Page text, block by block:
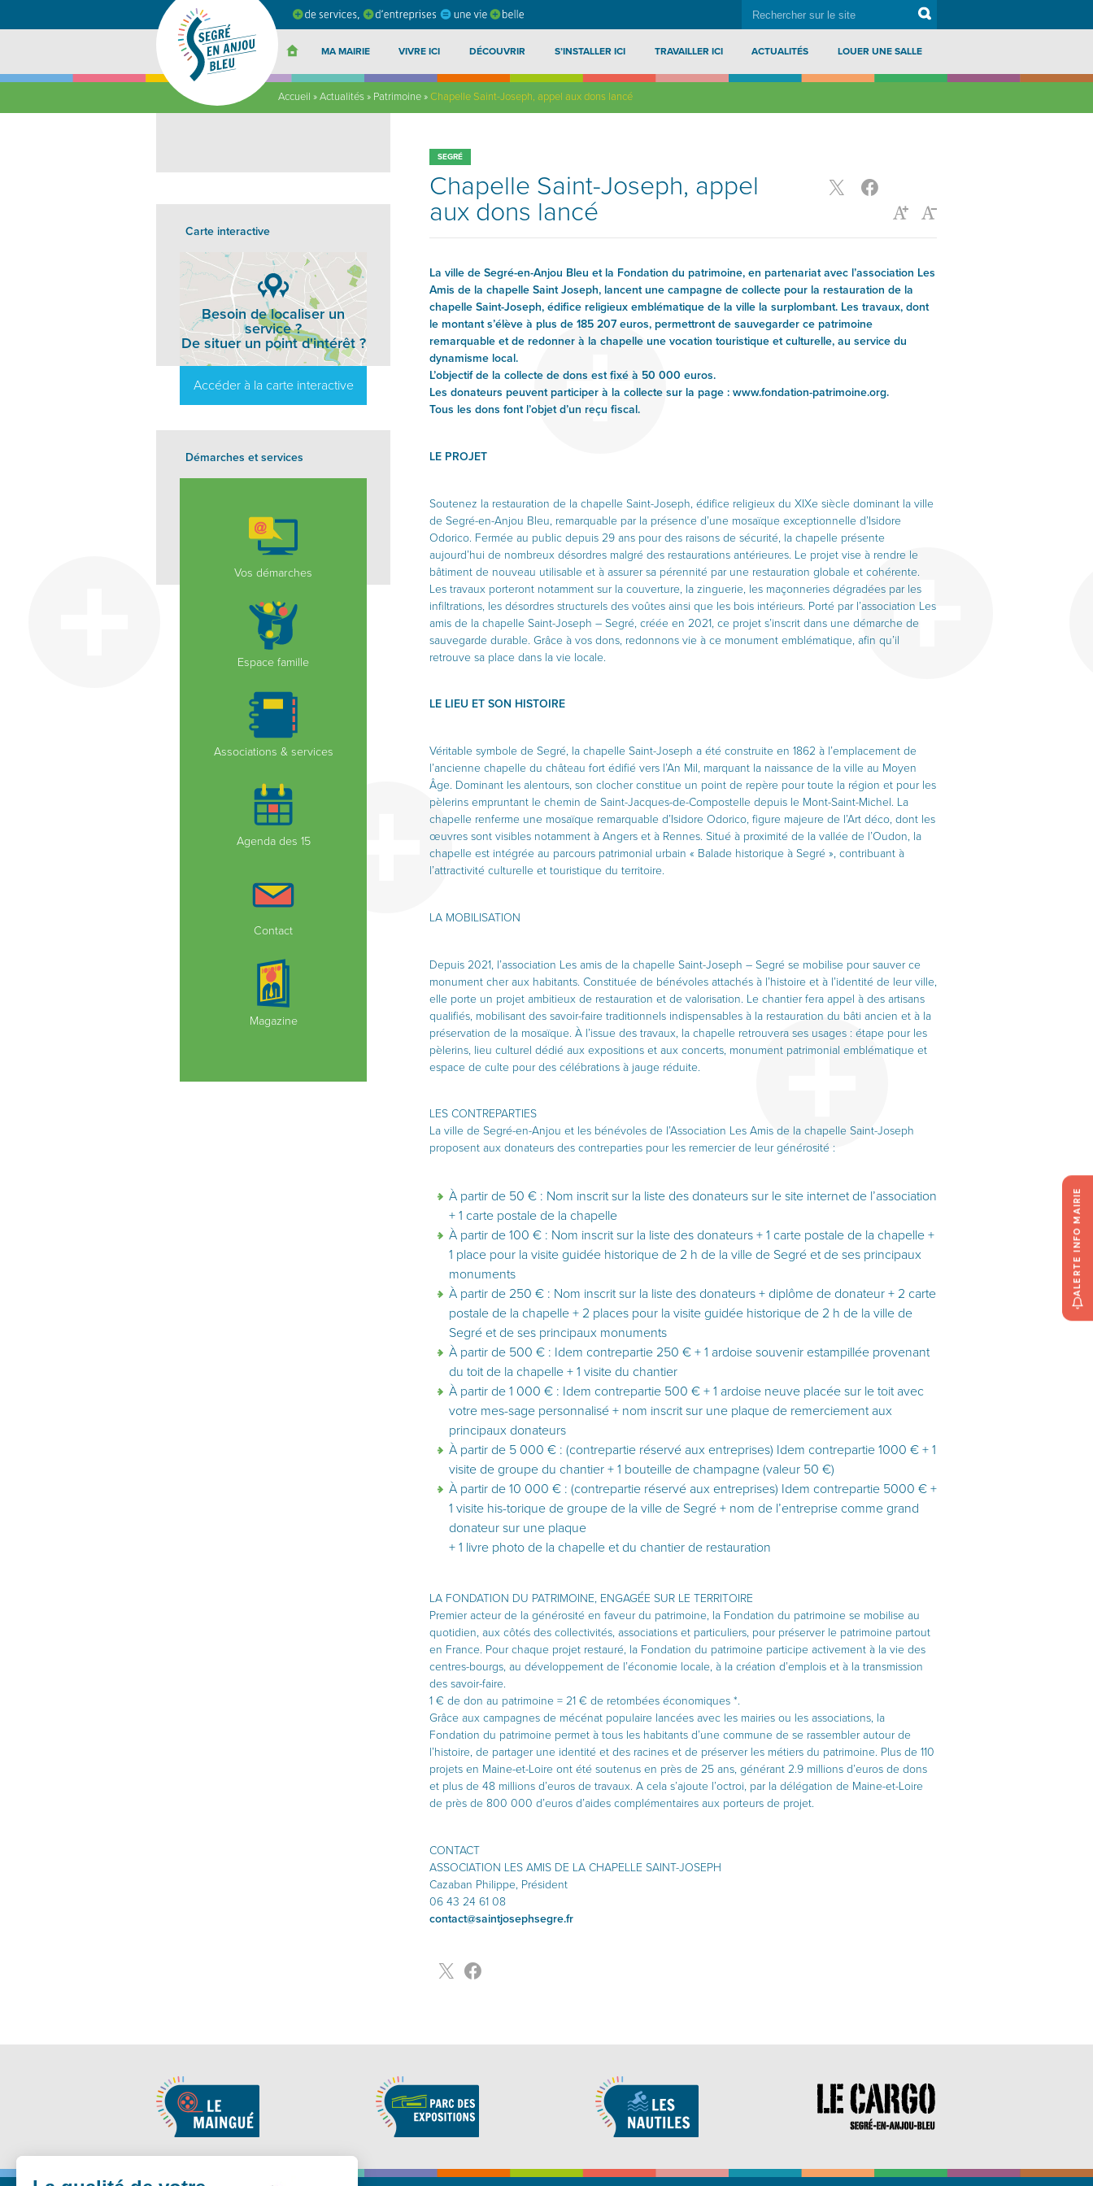
sur
Search
MA MAIRIE VIVRE ICI DÉCOUVRIR S’INSTALLER ICI TRAVAILLER ICI ACTUALITÉS LOUER UNE SALLE
Accueil »Actualités» Patrimoine»Chapelle Saint-Joseph, appel aux dons lancé
SEGRÉ
Chapelle Saint-Joseph, appel
aux dons lancé
La ville de Segré-en-Anjou Bleu et la Fondation du patrimoine, en partenariat avec l’association Les
Amis de la chapelle Saint Joseph, lancent une campagne de collecte pour la restauration de la
chapelle Saint-Joseph, édifice religieux emblématique de la ville la surplombant. Les travaux, dont
le montant s’élève à plus de 185 207 euros, permettront de sauvegarder ce patrimoine
remarquable et de redonner à la chapelle une vocation touristique et culturelle, au service du
dynamisme local.
L’objectif de la collecte de dons est fixé à 50 000 euros.
Les donateurs peuvent participer à la collecte sur la page : www.fondation-patrimoine.org.
Tous les dons font l’objet d’un reçu fiscal.
LE PROJET
Soutenez la restauration de la chapelle Saint-Joseph, édifice religieux du XIXe siècle dominant la ville
de Segré-en-Anjou Bleu, remarquable par la présence d’une mosaïque exceptionnelle d’Isidore
Odorico. Fermée au public depuis 29 ans pour des raisons de sécurité, la chapelle présente
aujourd’hui de nombreux désordres malgré des restaurations antérieures. Le projet vise à rendre le
bâtiment de nouveau utilisable et à assurer sa pérennité par une restauration globale et cohérente.
Les travaux porteront notamment sur la couverture, la zinguerie, les maçonneries dégradées par les
infiltrations, les désordres structurels des voûtes ainsi que les bois intérieurs. Porté par l’association Les
amis de la chapelle Saint-Joseph – Segré, créée en 2021, ce projet s’inscrit dans une démarche de
sauvegarde durable. Grâce à vos dons, redonnons vie à ce monument emblématique, afin qu’il
retrouve sa place dans la vie locale.
LE LIEU ET SON HISTOIRE
Véritable symbole de Segré, la chapelle Saint-Joseph a été construite en 1862 à l’emplacement de
l’ancienne chapelle du château fort édifié vers l’An Mil, marquant la naissance de la ville au Moyen
Âge. Dominant les alentours, son clocher constitue un point de repère pour toute la région et pour les
pèlerins empruntant le chemin de Saint-Jacques-de-Compostelle depuis le Mont-Saint-Michel. La
chapelle renferme une mosaïque remarquable d’Isidore Odorico, figure majeure de l’Art déco, dont les
œuvres sont visibles notamment à Angers et à Rennes. Situé à proximité de la vallée de l’Oudon, la
chapelle est intégrée au parcours patrimonial urbain « Balade historique à Segré », contribuant à
l’attractivité culturelle et touristique du territoire.
LA MOBILISATION
Depuis 2021, l’association Les amis de la chapelle Saint-Joseph – Segré se mobilise pour sauver ce
monument cher aux habitants. Constituée de bénévoles attachés à l’histoire et à l’identité de leur ville,
elle porte un projet ambitieux de restauration et de valorisation. Le chantier fera appel à des artisans
qualifiés, mobilisant des savoir-faire traditionnels indispensables à la restauration du bâti ancien et à la
préservation de la mosaïque. À l’issue des travaux, la chapelle retrouvera ses usages : étape pour les
pèlerins, lieu culturel dédié aux expositions et aux concerts, monument patrimonial emblématique et
espace de culte pour des célébrations à jauge réduite.
LES CONTREPARTIES
La ville de Segré-en-Anjou et les bénévoles de l’Association Les Amis de la chapelle Saint-Joseph
proposent aux donateurs des contreparties pour les remercier de leur générosité :
À partir de 50 € : Nom inscrit sur la liste des donateurs sur le site internet de l’association
+ 1 carte postale de la chapelle
À partir de 100 € : Nom inscrit sur la liste des donateurs + 1 carte postale de la chapelle +
1 place pour la visite guidée historique de 2 h de la ville de Segré et de ses principaux
monuments
À partir de 250 € : Nom inscrit sur la liste des donateurs + diplôme de donateur + 2 carte
postale de la chapelle + 2 places pour la visite guidée historique de 2 h de la ville de
Segré et de ses principaux monuments
À partir de 500 € : Idem contrepartie 250 € + 1 ardoise souvenir estampillée provenant
du toit de la chapelle + 1 visite du chantier
À partir de 1 000 € : Idem contrepartie 500 € + 1 ardoise neuve placée sur le toit avec
votre mes-sage personnalisé + nom inscrit sur une plaque de remerciement aux
principaux donateurs
À partir de 5 000 € : (contrepartie réservé aux entreprises) Idem contrepartie 1000 € + 1
visite de groupe du chantier + 1 bouteille de champagne (valeur 50 €)
À partir de 10 000 € : (contrepartie réservé aux entreprises) Idem contrepartie 5000 € +
1 visite his-torique de groupe de la ville de Segré + nom de l’entreprise comme grand
donateur sur une plaque
+ 1 livre photo de la chapelle et du chantier de restauration
LA FONDATION DU PATRIMOINE, ENGAGÉE SUR LE TERRITOIRE
Premier acteur de la générosité en faveur du patrimoine, la Fondation du patrimoine se mobilise au
quotidien, aux côtés des collectivités, associations et particuliers, pour préserver le patrimoine partout
en France. Pour chaque projet restauré, la Fondation du patrimoine participe activement à la vie des
centres-bourgs, au développement de l’économie locale, à la création d’emplois et à la transmission
des savoir-faire.
1 € de don au patrimoine = 21 € de retombées économiques *.
Grâce aux campagnes de mécénat populaire lancées avec les mairies ou les associations, la
Fondation du patrimoine permet à tous les habitants d’une commune de se rassembler autour de
l’histoire, de partager une identité et des racines et de préserver les métiers du patrimoine. Plus de 110
projets en Maine-et-Loire ont été soutenus en près de 25 ans, générant 2.9 millions d’euros de dons
et plus de 48 millions d’euros de travaux. A cela s’ajoute l’octroi, par la délégation de Maine-et-Loire
de près de 800 000 d’euros d’aides complémentaires aux porteurs de projet.
CONTACT
ASSOCIATION LES AMIS DE LA CHAPELLE SAINT-JOSEPH
Cazaban Philippe, Président
06 43 24 61 08
contact@saintjosephsegre.fr
Carte interactive
Besoin de localiser un
service ?
De situer un point d'intérêt ?
Accéder à la carte interactive
Démarches et services
Vos démarches
Espace famille
Associations & services
Agenda des 15
Contact
Magazine
ALERTE INFO MAIRIE